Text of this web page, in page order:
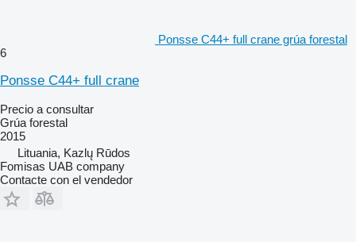
Ponsse C44+ full crane grúa forestal
6
Ponsse C44+ full crane
Precio a consultar
Grúa forestal
2015
Lituania, Kazlų Rūdos
Fomisas UAB company
Contacte con el vendedor